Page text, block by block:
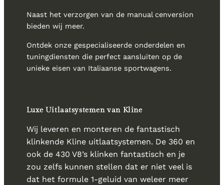
Naast het verzorgen van de manual cenversion
bieden wij meer.
Ontdek onze gespecialiseerde onderdelen en
tuningdiensten die perfect aansluiten op de
unieke eisen van Italiaanse sportwagens.
Luxe Uitlaatsystemen van Kline
Wij leveren en monteren de fantastisch
klinkende Kline uitlaatsystemen. De 360 en
ook de 430 V8’s klinken fantastisch en je
zou zelfs kunnen stellen dat er niet veel is
dat het formule 1-geluid van weleer meer